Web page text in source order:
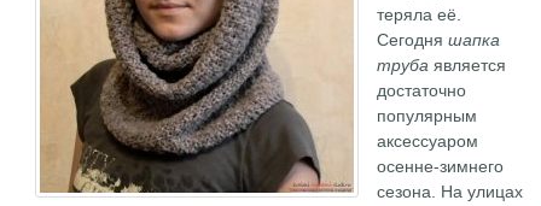
теряла её.
Сегодняшапка
труба является
достаточно
популярным
аксессуаром
осенне-зимнего
сезона. На улицах